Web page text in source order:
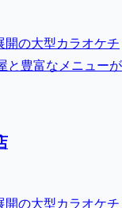
の大型カラオケチ
と豊富なメニューが
の大型カラオケチ